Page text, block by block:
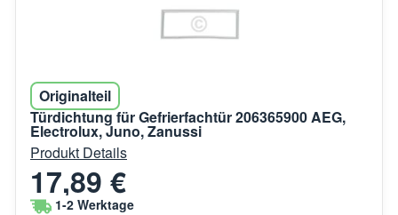
Originalteil
Türdichtung für Gefrierfachtür 206365900 AEG,
Electrolux, Juno, Zanussi
Produkt Details
17,89 €
1-2 Werktage